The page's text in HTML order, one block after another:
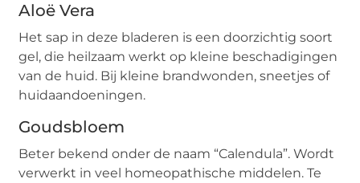
Aloë Vera
Het sap in deze bladeren is een doorzichtig soort
gel, die heilzaam werkt op kleine beschadigingen
van de huid. Bij kleine brandwonden, sneetjes of
huidaandoeningen.
Goudsbloem
Beter bekend onder de naam “Calendula”. Wordt
verwerkt in veel homeopathische middelen. Te